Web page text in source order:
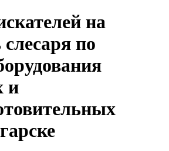
на
по
и